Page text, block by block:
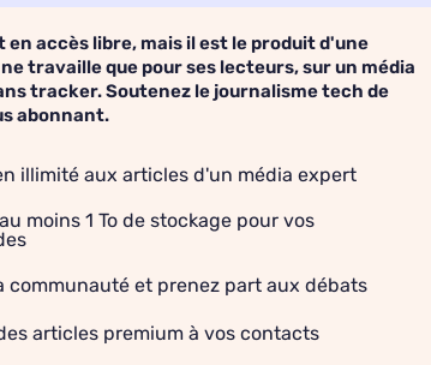
en accès libre, mais il est le produit d'une
travaille que pour ses lecteurs, sur un média
tracker. Soutenez le journalisme tech de
abonnant.
illimité aux articles d'un média expert
moins 1 To de stockage pour vos
communauté et prenez part aux débats
articles premium à vos contacts